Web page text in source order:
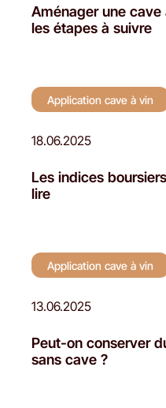
Aménager une
les étapes à suivre
Application cave à vin
18.06.2025
Les indices
lire
Application cave à vin
13.06.2025
Peut-on conserver
sans cave ?